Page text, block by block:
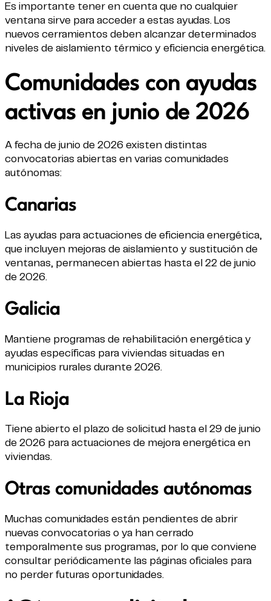
Es importante tener en cuenta que no cualquier
ventana sirve para acceder a estas ayudas. Los
nuevos cerramientos deben alcanzar determinados
niveles de aislamiento térmico y eficiencia energética.
Comunidades con ayudas
activas en junio de 2026
A fecha de junio de 2026 existen distintas
convocatorias abiertas en varias comunidades
autónomas:
Canarias
Las ayudas para actuaciones de eficiencia energética,
que incluyen mejoras de aislamiento y sustitución de
ventanas, permanecen abiertas hasta el 22 de junio
de 2026.
Galicia
Mantiene programas de rehabilitación energética y
ayudas específicas para viviendas situadas en
municipios rurales durante 2026.
La Rioja
Tiene abierto el plazo de solicitud hasta el 29 de junio
de 2026 para actuaciones de mejora energética en
viviendas.
Otras comunidades autónomas
Muchas comunidades están pendientes de abrir
nuevas convocatorias o ya han cerrado
temporalmente sus programas, por lo que conviene
consultar periódicamente las páginas oficiales para
no perder futuras oportunidades.